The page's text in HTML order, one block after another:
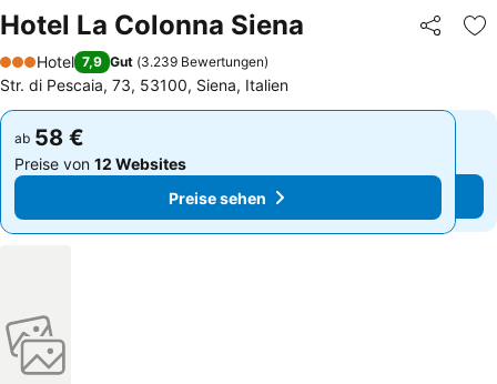
Hotel La Colonna Siena Teilen
3 Sterne
Hotel 7,9 Gut (3.239 Bewertungen)
Str. di Pescaia, 73, 53100, Siena, Italien
ab 58 €
Preise von 12 Websites
Preise sehen
ab 58 €
Preise von 12 Websites
Preise sehen